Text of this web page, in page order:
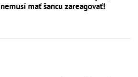
nemusí mať šancu zareagovať!